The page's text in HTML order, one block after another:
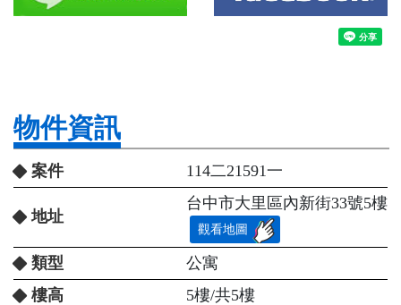
物件資訊
案件 114二21591一
地址
台中市大里區內新街33號5樓
觀看地圖
類型
公寓
樓高
5樓/共5樓